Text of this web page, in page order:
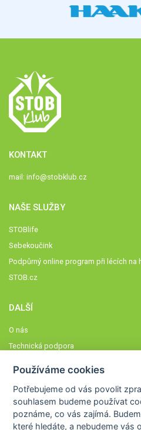
KONTAKT
mail: info@stobklub.cz
NAŠE SLUŽBY
STOBlife
Sebekoučink
Podpůrný online program při lécích na
STOB.cz
DALŠÍ
O nás
Technická podpora
Členové STOBklubu
Zásady nakládání s osobními údaji
Otestujte se
Používáme cookies
Potřebujeme od vás povolit
souhlasem budeme používat
poznáme,co vás zajímá.
které hledáte, a nebudeme vás